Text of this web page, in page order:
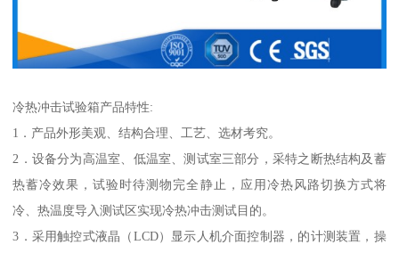
冷热冲击试验箱产品特性:
1．产品外形美观、结构合理、工艺、选材考究。
2．设备分为高温室、低温室、测试室三部分，采特之断热结构及蓄
热蓄冷效果，试验时待测物完全静止，应用冷热风路切换方式将
冷、热温度导入测试区实现冷热冲击测试目的。
3．采用触控式液晶（LCD）显示人机介面控制器，的计测装置，操